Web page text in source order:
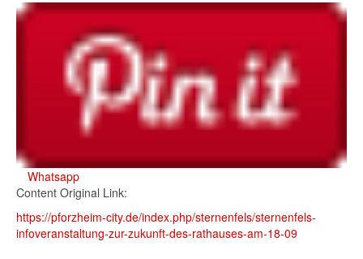
Whatsapp
Content Original Link:
https://pforzheim-city.de/index.php/sternenfels/sternenfels-
infoveranstaltung-zur-zukunft-des-rathauses-am-18-09